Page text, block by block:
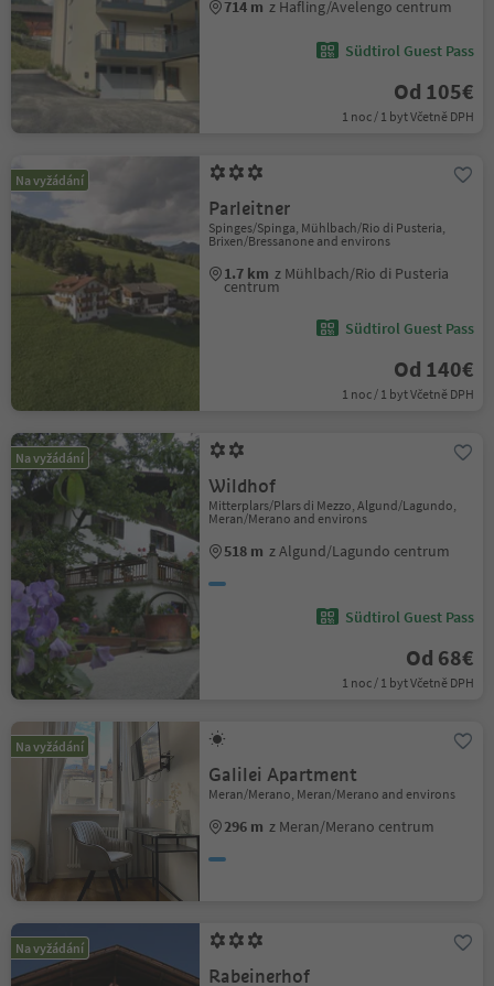
714 m z Hafling/Avelengo centrum
Südtirol Guest Pass
Od 105€
1 noc / 1 byt Včetně DPH
Na vyžádání
Parleitner
Spinges/Spinga, Mühlbach/Rio di Pusteria,
Brixen/Bressanone and environs
1.7 km z Mühlbach/Rio di Pusteria
centrum
Südtirol Guest Pass
Od 140€
1 noc / 1 byt Včetně DPH
Na vyžádání
Wildhof
Mitterplars/Plars di Mezzo, Algund/Lagundo,
Meran/Merano and environs
518 m z Algund/Lagundo centrum
Südtirol Guest Pass
Od 68€
1 noc / 1 byt Včetně DPH
Na vyžádání
Galilei Apartment
Meran/Merano, Meran/Merano and environs
296 m z Meran/Merano centrum
Na vyžádání
Rabeinerhof